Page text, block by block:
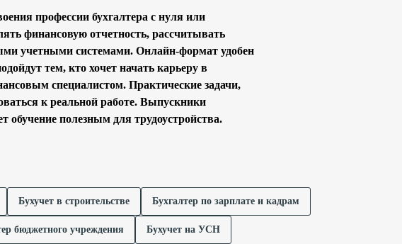
профессии бухгалтера с нуля или
финансовую отчетность, рассчитывать
учетными системами. Онлайн-формат удобен
тем, кто хочет начать карьеру в
специалистом. Практические задачи,
к реальной работе. Выпускники
обучение полезным для трудоустройства.
Бухучет в строительстве Бухгалтер по зарплате и кадрам
бюджетного учреждения Бухучет на УСН